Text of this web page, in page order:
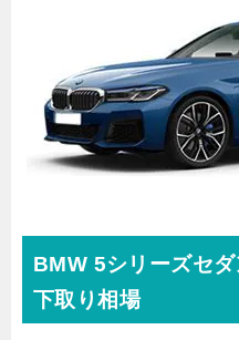
BMW 5シリーズセダ
下取り相場